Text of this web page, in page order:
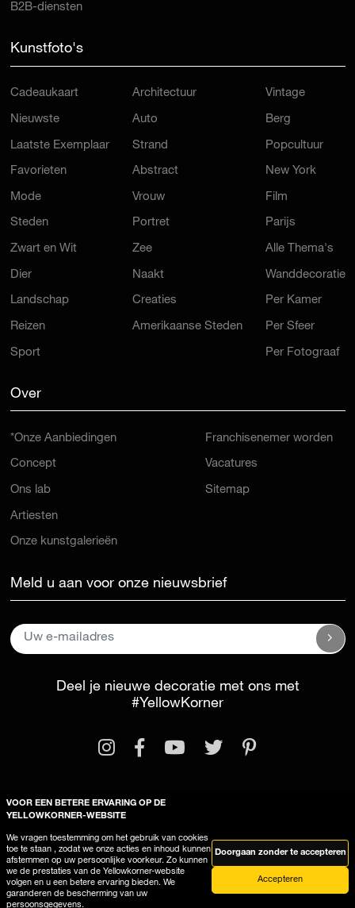
B2B-diensten
Kunstfoto's
Cadeaukaart
Nieuwste
Laatste Exemplaar
Favorieten
Mode
Steden
Zwart en Wit
Dier
Landschap
Reizen
Sport
Architectuur
Auto
Strand
Abstract
Vrouw
Portret
Zee
Naakt
Creaties
Amerikaanse Steden
Vintage
Berg
Popcultuur
New York
Film
Parijs
Alle Thema's
Wanddecoratie
Per Kamer
Per Sfeer
Per Fotograaf
Over
*Onze Aanbiedingen
Concept
Ons lab
Artiesten
Onze kunstgalerieën
Franchisenemer worden
Vacatures
Sitemap
Meld u aan voor onze nieuwsbrief
Deel je nieuwe decoratie met ons met
#YellowKorner
Deze site gebruikt cookies
VOOR EEN BETERE ERVARING OP DE
YELLOWKORNER-WEBSITE
We vragen toestemming om het gebruik van cookies
toe te staan , zodat we onze acties en inhoud kunnen
afstemmen op uw persoonlijke voorkeur. Zo kunnen
we de prestaties van de Yellowkorner-website
volgen en u een betere ervaring bieden. We
garanderen de bescherming van uw
persoonsgegevens.
Doorgaan zonder te accepteren
Accepteren